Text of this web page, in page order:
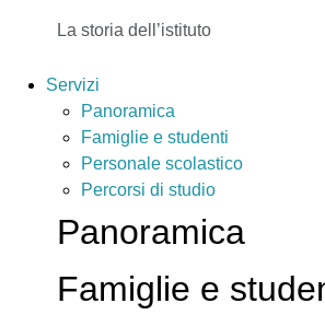
La storia dell’istituto
Servizi
Panoramica
Famiglie e studenti
Personale scolastico
Percorsi di studio
Panoramica
Famiglie e